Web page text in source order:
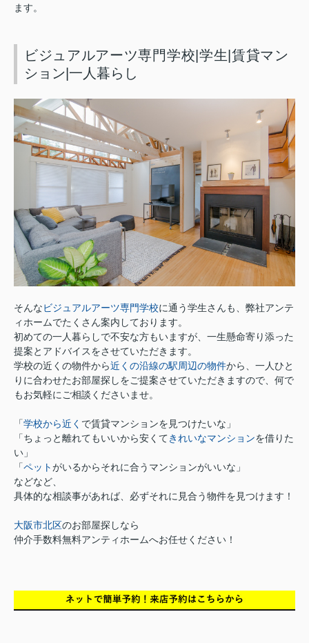
ます。
ビジュアルアーツ専門学校|学生|賃貸マン
ション|一人暮らし
そんなビジュアルアーツ専門学校に通う学生さんも、弊社アンテ
ィホームでたくさん案内しております。
初めての一人暮らしで不安な方もいますが、一生懸命寄り添った
提案とアドバイスをさせていただきます。
学校の近くの物件から近くの沿線の駅周辺の物件から、一人ひと
りに合わせたお部屋探しをご提案させていただきますので、何で
もお気軽にご相談くださいませ。
「学校から近く で賃貸マンションを見つけたいな」
「ちょっと離れてもいいから安くてきれいなマンションを借りた
い」
「ペットがいるからそれに合うマンションがいいな」
などなど、
具体的な相談事があれば、必ずそれに見合う物件を見つけます！
大阪市北区のお部屋探しなら
仲介手数料無料アンティホームへお任せください！